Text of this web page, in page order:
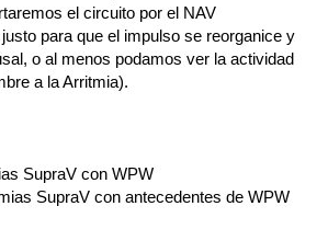
el circuito por el NAV
para que el impulso se reorganice y
o al menos podamos ver la actividad
a la Arritmia).
SupraV con WPW
SupraV con antecedentes de WPW